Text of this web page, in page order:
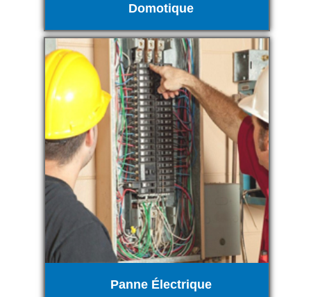
Domotique
Panne Électrique